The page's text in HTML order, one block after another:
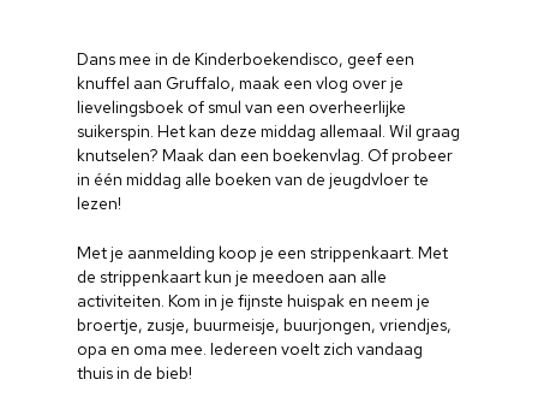
Dans mee in de Kinderboekendisco, geef een
knuffel aan Gruffalo, maak een vlog over je
lievelingsboek of smul van een overheerlijke
suikerspin. Het kan deze middag allemaal. Wil graag
knutselen? Maak dan een boekenvlag. Of probeer
in één middag alle boeken van de jeugdvloer te
lezen!
Met je aanmelding koop je een strippenkaart. Met
de strippenkaart kun je meedoen aan alle
activiteiten. Kom in je fijnste huispak en neem je
broertje, zusje, buurmeisje, buurjongen, vriendjes,
opa en oma mee. Iedereen voelt zich vandaag
thuis in de bieb!